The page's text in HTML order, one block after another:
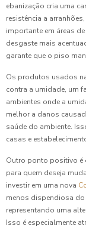
ebanização cria uma
resistência a
importante em áreas
desgaste mais
garante que o piso
Os produtos usados
contra a umidade, um
ambientes onde a
melhor a danos
saúde do ambiente.
casas e
Outro ponto positivo é
para quem deseja
investir em uma nova
menos dispendiosa
representando uma
Isso é especialmente